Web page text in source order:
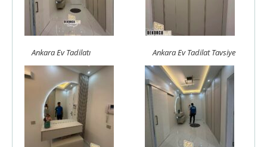
Ankara Ev Tadilatı Ankara Ev Tadilat Tavsiye